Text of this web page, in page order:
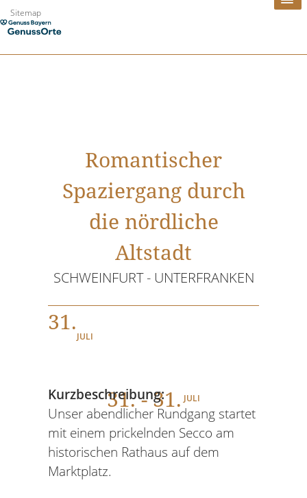
Zum
Inhalt
Sitemap
Romantischer
Spaziergang durch
die nördliche
Altstadt
SCHWEINFURT - UNTERFRANKEN
31.
JULI
31. - 31. JULI
Kurzbeschreibung:
Unser abendlicher Rundgang startet
mit einem prickelnden Secco am
historischen Rathaus auf dem
Marktplatz.